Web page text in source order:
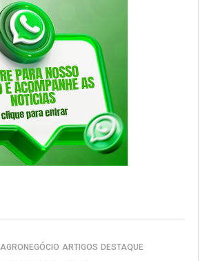
AGRONEGÓCIO ARTIGOS DESTAQUE